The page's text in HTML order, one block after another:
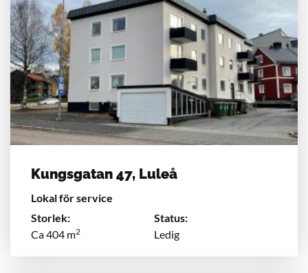
Kungsgatan 47, Luleå
Lokal för service
Storlek:
Status:
Ca 404 m2 Ledig